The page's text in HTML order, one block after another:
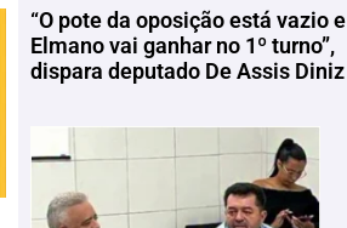
“O pote da oposição está vazio e
Elmano vai ganhar no 1º turno”,
dispara deputado De Assis Diniz